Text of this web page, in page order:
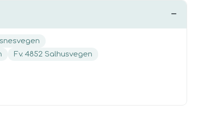
Fv. 4852 Salhusvegen